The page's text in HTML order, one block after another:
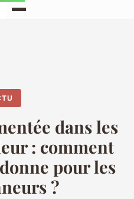
dans les
: comment
pour les
?